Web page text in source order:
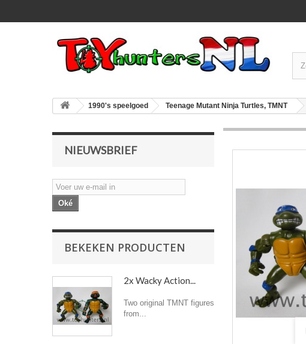
1990's speelgoed Teenage Mutant Ninja Turtles, TMNT
NIEUWSBRIEF
Oké
BEKEKEN PRODUCTEN
2x Wacky Action...
Two original TMNT figures
from...